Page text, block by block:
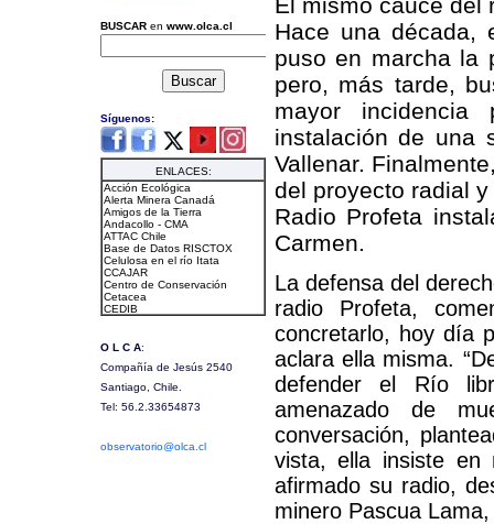
Hace una década,
puso en marcha la
pero, más tarde,
mayor incidencia
instalación de una
Vallenar.
del proyecto radial
Radio Profeta
Carmen.
La defensa del
radio Profeta,
concretarlo, hoy día
aclara ella misma.
defender el Río
amenazado de
conversación,
vista, ella insiste en
afirmado su radio,
minero Pascua